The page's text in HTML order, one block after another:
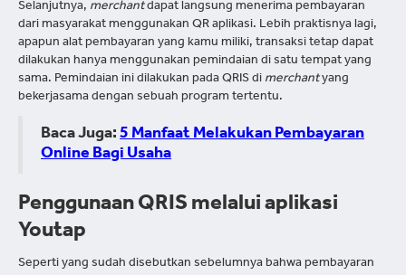
Selanjutnya, merchantdapat langsung menerima pembayaran
dari masyarakat menggunakan QR aplikasi. Lebih praktisnya lagi,
apapun alat pembayaran yang kamu miliki, transaksi tetap dapat
dilakukan hanya menggunakan pemindaian di satu tempat yang
sama. Pemindaian ini dilakukan pada QRIS di merchantyang
bekerjasama dengan sebuah program tertentu.
Baca Juga: 5 Manfaat Melakukan Pembayaran
Online Bagi Usaha
Penggunaan QRIS melalui aplikasi
Youtap
Seperti yang sudah disebutkan sebelumnya bahwa pembayaran